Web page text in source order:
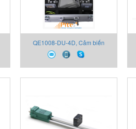
QE1008-DU-4D, Cảm biến
QE1008-DU-4D, Thiết bị
Gefran, Đại lý Thiết bị Gefran